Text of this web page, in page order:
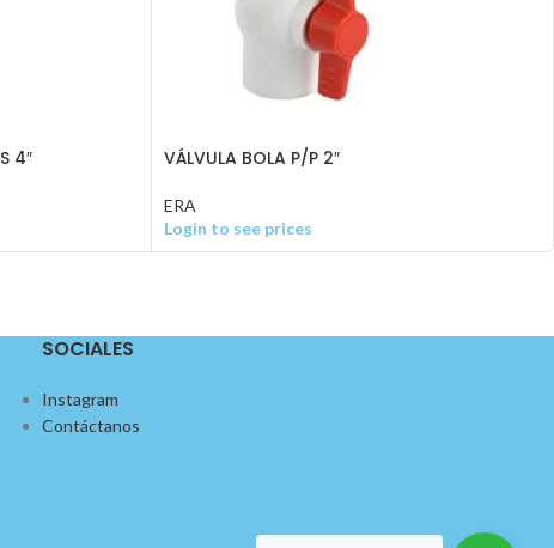
4″ VÁLVULA BOLA P/P 2″
ERA
Login to see prices
SOCIALES
Instagram
Contáctanos